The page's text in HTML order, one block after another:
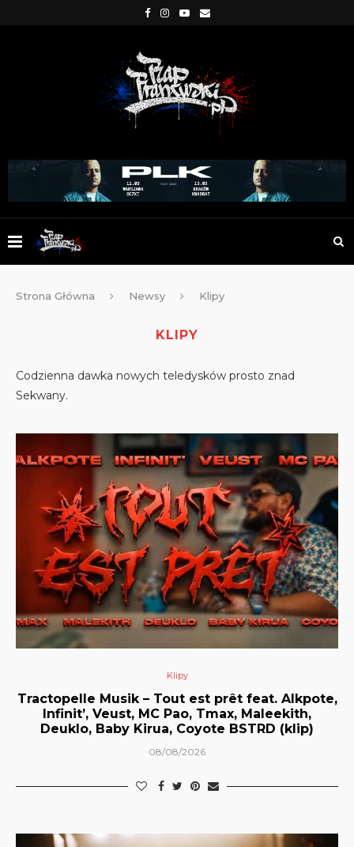
Strona Główna Newsy Klipy
KLIPY
Codzienna dawka nowych teledysków prosto znad
Sekwany.
Klipy
Tractopelle Musik – Tout est prêt feat. Alkpote,
Infinit’, Veust, MC Pao, Tmax, Maleekith,
Deuklo, Baby Kirua, Coyote BSTRD (klip)
08/08/2026